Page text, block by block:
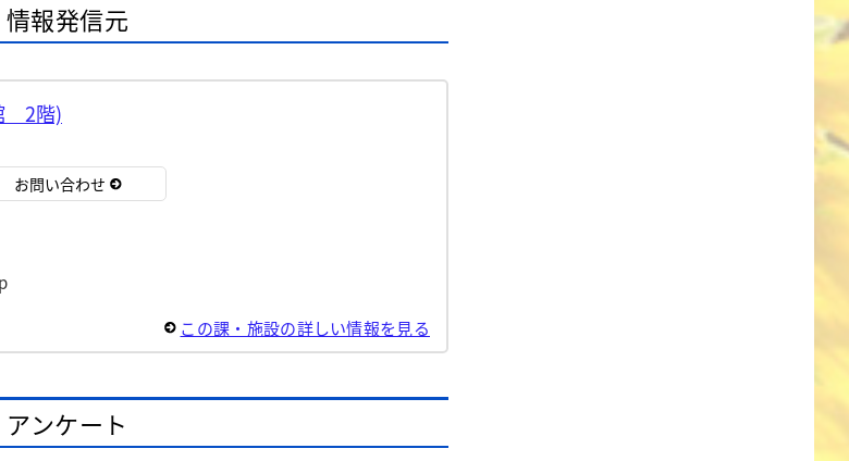
情報発信元
2階)
お問い合わせ
この課・施設の詳しい情報を見る
アンケート